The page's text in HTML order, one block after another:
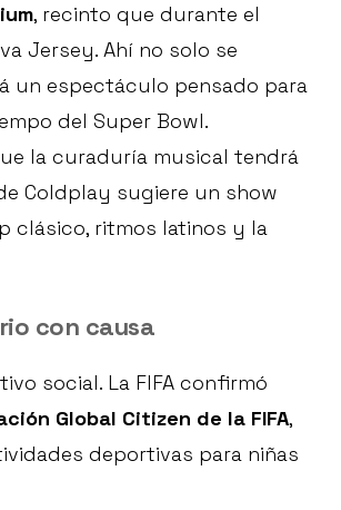
, recinto que durante el
Jersey. Ahí no solo se
un espectáculo pensado para
del Super Bowl.
la curaduría musical tendrá
Coldplay sugiere un show
clásico, ritmos latinos y la
con causa
social. La FIFA confirmó
Global Citizen de la FIFA,
deportivas para niñas